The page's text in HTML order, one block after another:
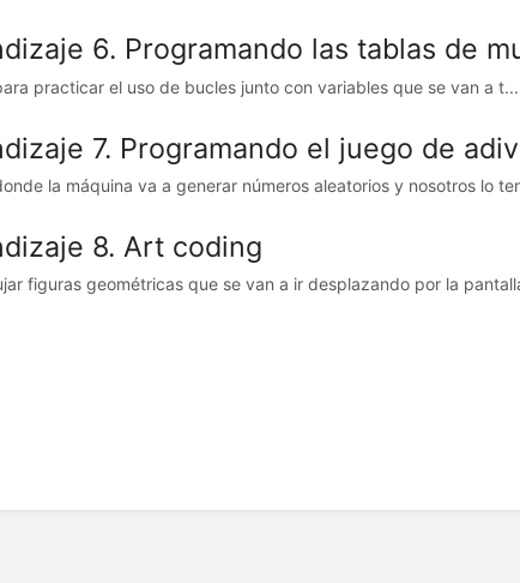
6. Programando las tablas de
practicar el uso de bucles junto con variables que se van a t...
7. Programando el juego de
la máquina va a generar números aleatorios y nosotros lo
8. Art coding
figuras geométricas que se van a ir desplazando por la